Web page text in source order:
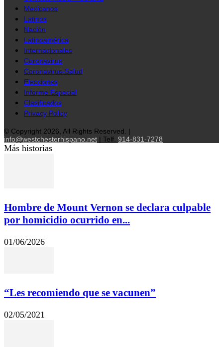
Mexicanos
Latinos
Nación
Latinoamérica
Internacionales
Coronavirus
Coronavirus-Salud
Elecciones
Informe Especial
Clasificados
Privacy Policy
© Copyright 2026, All Rights Reserved. |
info@westchesterhispano.net | Telf. 914-831-7278
Más historias
Hombre de Mount Vernon se declara culpable
por homicidio ocurrido en...
01/06/2026
“Les recomiendo que se vacunen”
02/05/2021